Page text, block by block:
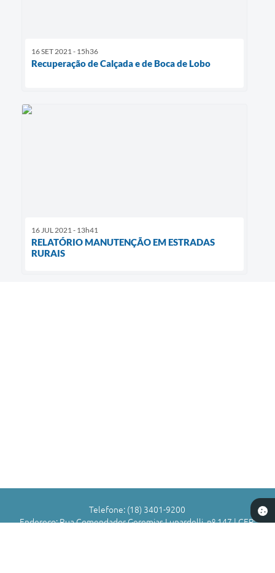
16 SET 2021 - 15h36
Recuperação de Calçada e de Boca de Lobo
16 JUL 2021 - 13h41
RELATÓRIO MANUTENÇÃO EM ESTRADAS
RURAIS
Telefone: (18) 3401-9200
Endereço: Rua Comendador Geremias Lunardelli, nº 147 | CEP: